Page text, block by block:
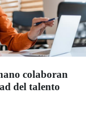
colaboran
del talento